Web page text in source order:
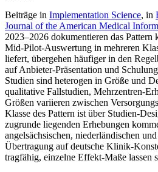
Beiträge in Implementation Science, in
Journal of the American Medical
2023–2026 dokumentieren das Pattern
Mid-Pilot-Auswertung in mehreren
liefert, übergehen häufiger in den
auf Anbieter-Präsentation und
Studien sind heterogen in Größe und
qualitative Fallstudien, Mehrzentren-
Größen variieren zwischen
Klasse des Pattern ist über Studien-
zugrunde liegenden Erhebungen
angelsächsischen, niederländischen
Übertragung auf deutsche Klinik-
tragfähig, einzelne Effekt-Maße lassen